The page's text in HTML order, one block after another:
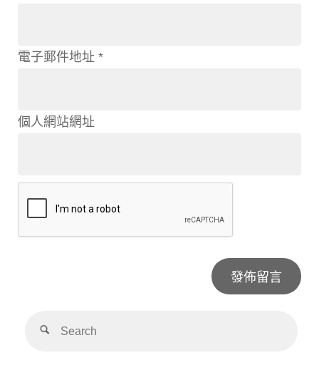
電子郵件地址 *
個人網站網址